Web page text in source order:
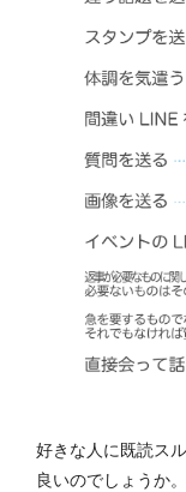
好きな人に既読ス
良いのでしょうか。